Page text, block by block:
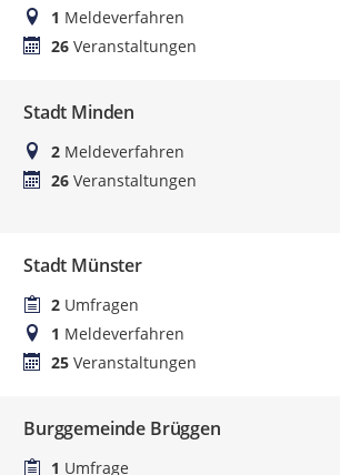
1 Meldeverfahren
26 Veranstaltungen
Stadt Minden
2 Meldeverfahren
26 Veranstaltungen
Stadt Münster
2 Umfragen
1 Meldeverfahren
25 Veranstaltungen
Burggemeinde Brüggen
1 Umfrage